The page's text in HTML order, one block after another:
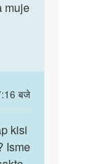
muje
बजे
kisi
Isme